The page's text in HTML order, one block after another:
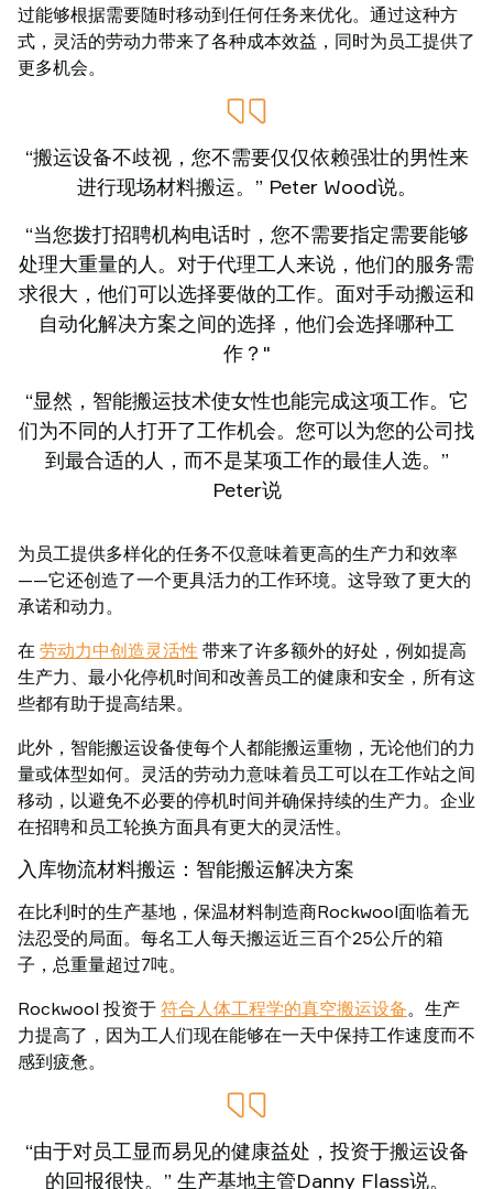
过能够根据需要随时移动到任何任务来优化。通过这种方
式，灵活的劳动力带来了各种成本效益，同时为员工提供了
更多机会。
“搬运设备不歧视，您不需要仅仅依赖强壮的男性来
进行现场材料搬运。” Peter Wood说。
“当您拨打招聘机构电话时，您不需要指定需要能够
处理大重量的人。对于代理工人来说，他们的服务需
求很大，他们可以选择要做的工作。面对手动搬运和
自动化解决方案之间的选择，他们会选择哪种工
作？"
“显然，智能搬运技术使女性也能完成这项工作。它
们为不同的人打开了工作机会。您可以为您的公司找
到最合适的人，而不是某项工作的最佳人选。”
Peter说
为员工提供多样化的任务不仅意味着更高的生产力和效率
——它还创造了一个更具活力的工作环境。这导致了更大的
承诺和动力。
在 劳动力中创造灵活性 带来了许多额外的好处，例如提高
生产力、最小化停机时间和改善员工的健康和安全，所有这
些都有助于提高结果。
此外，智能搬运设备使每个人都能搬运重物，无论他们的力
量或体型如何。灵活的劳动力意味着员工可以在工作站之间
移动，以避免不必要的停机时间并确保持续的生产力。企业
在招聘和员工轮换方面具有更大的灵活性。
入库物流材料搬运：智能搬运解决方案
在比利时的生产基地，保温材料制造商Rockwool面临着无
法忍受的局面。每名工人每天搬运近三百个25公斤的箱
子，总重量超过7吨。
Rockwool 投资于 符合人体工程学的真空搬运设备。生产
力提高了，因为工人们现在能够在一天中保持工作速度而不
感到疲惫。
“由于对员工显而易见的健康益处，投资于搬运设备
的回报很快。” 生产基地主管Danny Flass说。